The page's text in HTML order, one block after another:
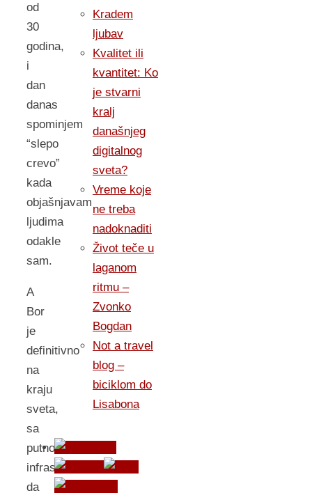
od
30
godina,
i
dan
danas
spominjem
“slepo
crevo”
kada
objašnjavam
ljudima
odakle
sam.
A
Bor
je
definitivno
na
kraju
sveta,
sa
putnom
infrastrukturom
da
Kradem
ljubav
Kvalitet ili
kvantitet: Ko
je stvarni
kralj
današnjeg
digitalnog
sveta?
Vreme koje
ne treba
nadoknaditi
Život teče u
laganom
ritmu –
Zvonko
Bogdan
Not a travel
blog –
biciklom do
Lisabona